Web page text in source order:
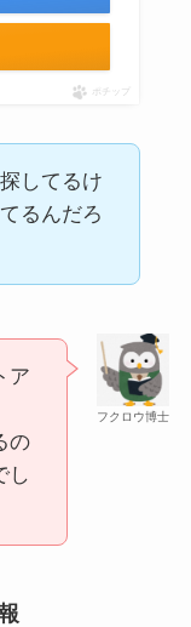
る？ドンキやセ
える！
ポチップ
してるけ
るんだろ
フクロウ博士
ア
の
し